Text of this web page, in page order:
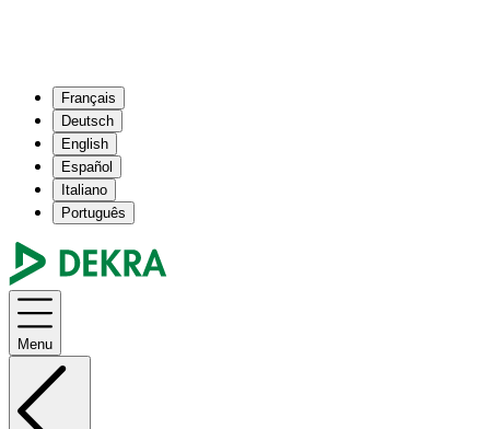
Français
Deutsch
English
Español
Italiano
Português
Menu